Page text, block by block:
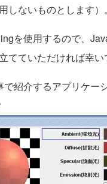
しないものとします）。
を使用するので、
てていただければ幸い
で紹介するアプリケー